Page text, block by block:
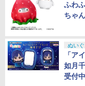
ふわ
ちゃ
ぬい
「ア
如月
受付中